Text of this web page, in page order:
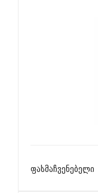
ფასმაჩვენებელი